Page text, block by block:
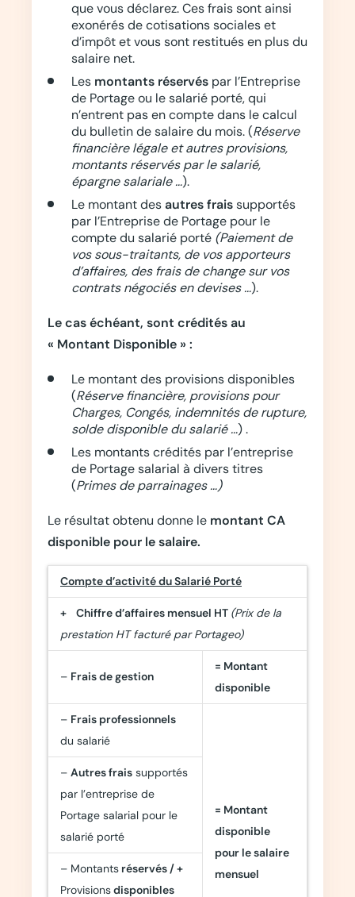
que vous déclarez. Ces frais sont ainsi
exonérés de cotisations sociales et
d’impôt et vous sont restitués en plus du
salaire net.
Les montants réservés par l’Entreprise
de Portage ou le salarié porté, qui
n’entrent pas en compte dans le calcul
du bulletin de salaire du mois. (Réserve
financière légale et autres provisions,
montants réservés par le salarié,
épargne salariale …).
Le montant desautres fraissupportés
par l’Entreprise de Portage pour le
compte du salarié porté (Paiement de
vos sous-traitants, de vos apporteurs
d’affaires, des frais de change sur vos
contrats négociés en devises …).
Le cas échéant, sont crédités au
« Montant Disponible » :
Le montant des provisions disponibles
(Réserve financière, provisions pour
Charges, Congés, indemnités de rupture,
solde disponible du salarié …) .
Les montants crédités par l’entreprise
de Portage salarial à divers titres
(Primes de parrainages …)
Le résultat obtenu donne le montant CA
disponible pour le salaire.
Compte d’activité du Salarié Porté
+ Chiffre d’affaires mensuel HT (Prix de la
prestation HT facturé par Portageo)
– Frais de gestion
= Montant
disponible
– Frais professionnels
du salarié
= Montant
disponible
pour le salaire
mensuel
– Autres frais supportés
par l’entreprise de
Portage salarial pour le
salarié porté
– Montants réservés / +
Provisionsdisponibles